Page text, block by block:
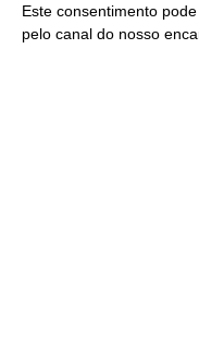
Este consentimento
pelo canal do nosso